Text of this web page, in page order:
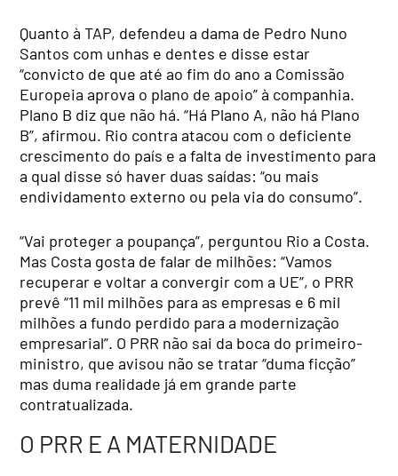
Quanto à TAP, defendeu a dama de Pedro Nuno
Santos com unhas e dentes e disse estar
“convicto de que até ao fim do ano a Comissão
Europeia aprova o plano de apoio” à companhia.
Plano B diz que não há. “Há Plano A, não há Plano
B”, afirmou. Rio contra atacou com o deficiente
crescimento do país e a falta de investimento para
a qual disse só haver duas saídas: “ou mais
endividamento externo ou pela via do consumo”.
“Vai proteger a poupança”, perguntou Rio a Costa.
Mas Costa gosta de falar de milhões: “Vamos
recuperar e voltar a convergir com a UE”, o PRR
prevê “11 mil milhões para as empresas e 6 mil
milhões a fundo perdido para a modernização
empresarial”. O PRR não sai da boca do primeiro-
ministro, que avisou não se tratar “duma ficção”
mas duma realidade já em grande parte
contratualizada.
O PRR E A MATERNIDADE